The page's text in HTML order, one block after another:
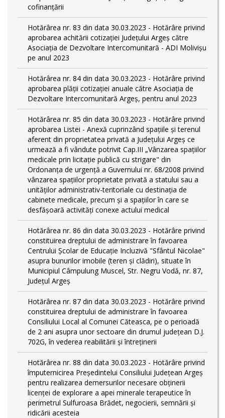
cofinanțării
Hotărârea nr. 83 din data 30.03.2023 - Hotărâre privind
aprobarea achitării cotizației Județului Argeș către
Asociația de Dezvoltare Intercomunitară - ADI Molivișu
pe anul 2023
Hotărârea nr. 84 din data 30.03.2023 - Hotărâre privind
aprobarea plății cotizației anuale către Asociația de
Dezvoltare Intercomunitară Argeș, pentru anul 2023
Hotărârea nr. 85 din data 30.03.2023 - Hotărâre privind
aprobarea Listei - Anexă cuprinzând spaţiile şi terenul
aferent din proprietatea privată a Judeţului Argeş ce
urmează a fi vândute potrivit Cap.III „Vânzarea spaţiilor
medicale prin licitaţie publică cu strigare" din
Ordonanța de urgență a Guvernului nr. 68/2008 privind
vânzarea spațiilor proprietate privată a statului sau a
unităților administrativ-teritoriale cu destinația de
cabinete medicale, precum și a spațiilor în care se
desfășoară activități conexe actului medical
Hotărârea nr. 86 din data 30.03.2023 - Hotărâre privind
constituirea dreptului de administrare în favoarea
Centrului Școlar de Educație Incluzivă "Sfântul Nicolae"
asupra bunurilor imobile (teren și clădiri), situate în
Municipiul Câmpulung Muscel, Str. Negru Vodă, nr. 87,
Județul Argeș
Hotărârea nr. 87 din data 30.03.2023 - Hotărâre privind
constituirea dreptului de administrare în favoarea
Consiliului Local al Comunei Căteasca, pe o perioadă
de 2 ani asupra unor sectoare din drumul județean D.J.
702G, în vederea reabilitării și întreținerii
Hotărârea nr. 88 din data 30.03.2023 - Hotărâre privind
împuternicirea Președintelui Consiliului Județean Argeș
pentru realizarea demersurilor necesare obținerii
licenței de explorare a apei minerale terapeutice în
perimetrul Sulfuroasa Brădet, negocierii, semnării și
ridicării acesteia